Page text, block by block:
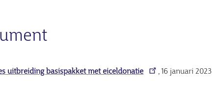
uitbreiding basispakket met eiceldonatie , 16 januari 2023